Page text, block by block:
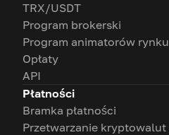
TRX/USDT
Program brokerski
Program animatorów rynku
Opłaty
API
Płatności
Bramka płatności
Przetwarzanie kryptowalut